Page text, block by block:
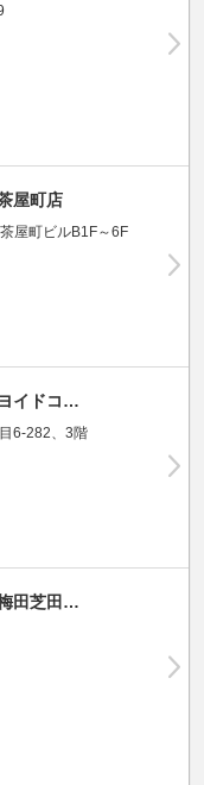
屋町店
屋町ビルB1F～6F
イドコ…
6-282、3階
田芝田…